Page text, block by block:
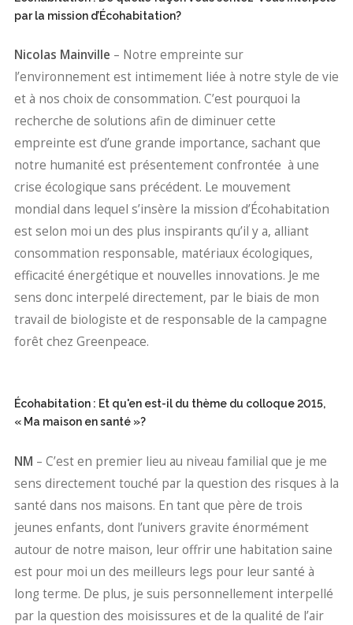
par la mission d’Écohabitation?
Nicolas Mainville – Notre empreinte sur
l’environnement est intimement liée à notre style de vie
et à nos choix de consommation. C’est pourquoi la
recherche de solutions afin de diminuer cette
empreinte est d’une grande importance, sachant que
notre humanité est présentement confrontée à une
crise écologique sans précédent. Le mouvement
mondial dans lequel s’insère la mission d’Écohabitation
est selon moi un des plus inspirants qu’il y a, alliant
consommation responsable, matériaux écologiques,
efficacité énergétique et nouvelles innovations. Je me
sens donc interpelé directement, par le biais de mon
travail de biologiste et de responsable de la campagne
forêt chez Greenpeace.
Écohabitation : Et qu'en est-il du thème du colloque 2015,
« Ma maison en santé »?
NM – C’est en premier lieu au niveau familial que je me
sens directement touché par la question des risques à la
santé dans nos maisons. En tant que père de trois
jeunes enfants, dont l’univers gravite énormément
autour de notre maison, leur offrir une habitation saine
est pour moi un des meilleurs legs pour leur santé à
long terme. De plus, je suis personnellement interpellé
par la question des moisissures et de la qualité de l’air